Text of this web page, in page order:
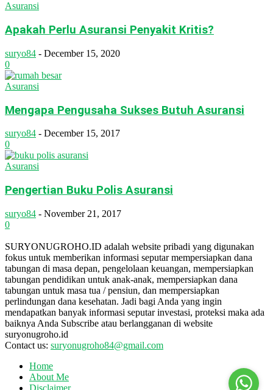
Asuransi
Apakah Perlu Asuransi Penyakit Kritis?
suryo84 - December 15, 2020
0
Asuransi
Mengapa Pengusaha Sukses Butuh Asuransi
suryo84 - December 15, 2017
0
Asuransi
Pengertian Buku Polis Asuransi
suryo84 - November 21, 2017
0
SURYONUGROHO.ID adalah website pribadi yang digunakan
fokus untuk memberikan informasi seputar mempersiapkan dana
tabungan di masa depan, pengelolaan keuangan, mempersiapkan
tabungan pendidikan untuk anak-anak, mempersiapkan dana
tabungan untuk masa tua / pensiun, dan mempersiapkan
perlindungan dana kesehatan. Jadi bagi Anda yang ingin
mendapatkan banyak informasi seputar investasi, proteksi maka ada
baiknya Anda Subscribe atau berlangganan di website
suryonugroho.id
Contact us: suryonugroho84@gmail.com
Home
About Me
Disclaimer